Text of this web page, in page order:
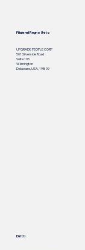
Filiale nel Regno Unito
UPGRADE PEOPLE CORP
501 Silverside Road
Suite 105
Wilmington
Delaware, USA, 19809
Diritti